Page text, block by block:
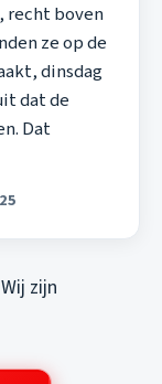
recht boven
ze op de
dinsdag
dat de
Dat
zijn